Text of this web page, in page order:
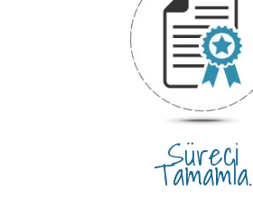
Süreci
Tamamla.